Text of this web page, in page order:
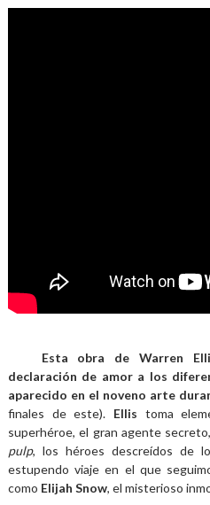
Esta obra de Warren
declaración de amor a los
aparecido en el noveno arte
finales de este). Ellis toma
superhéroe, el gran agente
pulp, los héroes descreídos de
estupendo viaje en el que
como Elijah Snow, el misterioso